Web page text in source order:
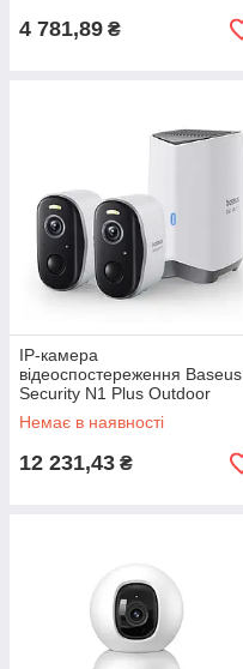
4 781,89 ₴
IP-камера
відеоспостереження Baseus
Security N1 Plus Outdoor
Camera 2K 2-Cam Kit White
EU
Немає в наявності
12 231,43 ₴